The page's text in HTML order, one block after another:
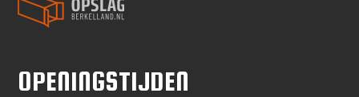
OPENINGSTIJDEN